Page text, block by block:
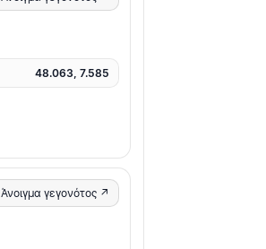
48.063, 7.585
Άνοιγμα γεγονότος ↗